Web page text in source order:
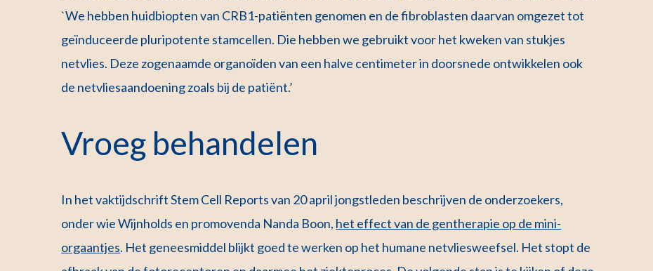
`We hebben huidbiopten van CRB1-patiënten genomen en de fibroblasten daarvan omgezet tot
geïnduceerde pluripotente stamcellen. Die hebben we gebruikt voor het kweken van stukjes
netvlies. Deze zogenaamde organoïden van een halve centimeter in doorsnede ontwikkelen ook
de netvliesaandoening zoals bij de patiënt.’
Vroeg behandelen
In het vaktijdschrift Stem Cell Reports van 20 april jongstleden beschrijven de onderzoekers,
onder wie Wijnholds en promovenda Nanda Boon, het effect van de gentherapie op de mini-
orgaantjes. Het geneesmiddel blijkt goed te werken op het humane netvliesweefsel. Het stopt de